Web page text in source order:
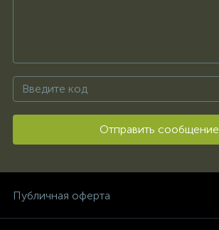
Отправить сообщение
Публичная оферта